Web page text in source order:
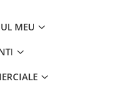
MEU